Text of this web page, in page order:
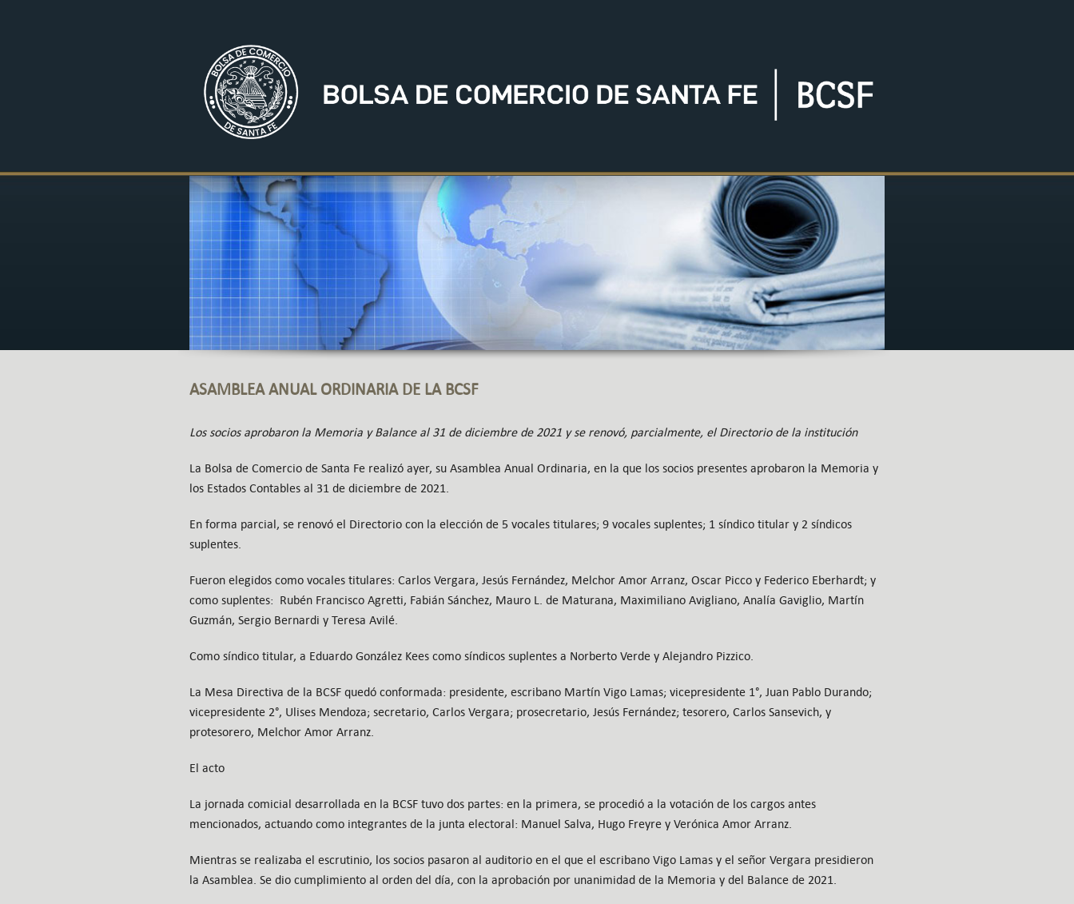
ASAMBLEA ANUAL ORDINARIA DE LA BCSF
Los socios aprobaron la Memoria y Balance al 31 de diciembre de 2021 y se renovó, parcialmente, el Directorio de la institución
La Bolsa de Comercio de Santa Fe realizó ayer, su Asamblea Anual Ordinaria, en la que los socios presentes aprobaron la Memoria y
los Estados Contables al 31 de diciembre de 2021.
En forma parcial, se renovó el Directorio con la elección de 5 vocales titulares; 9 vocales suplentes; 1 síndico titular y 2 síndicos
suplentes.
Fueron elegidos como vocales titulares: Carlos Vergara, Jesús Fernández, Melchor Amor Arranz, Oscar Picco y Federico Eberhardt; y
como suplentes: Rubén Francisco Agretti, Fabián Sánchez, Mauro L. de Maturana, Maximiliano Avigliano, Analía Gaviglio, Martín
Guzmán, Sergio Bernardi y Teresa Avilé.
Como síndico titular, a Eduardo González Kees como síndicos suplentes a Norberto Verde y Alejandro Pizzico.
La Mesa Directiva de la BCSF quedó conformada: presidente, escribano Martín Vigo Lamas; vicepresidente 1°, Juan Pablo Durando;
vicepresidente 2°, Ulises Mendoza; secretario, Carlos Vergara; prosecretario, Jesús Fernández; tesorero, Carlos Sansevich, y
protesorero, Melchor Amor Arranz.
El acto
La jornada comicial desarrollada en la BCSF tuvo dos partes: en la primera, se procedió a la votación de los cargos antes
mencionados, actuando como integrantes de la junta electoral: Manuel Salva, Hugo Freyre y Verónica Amor Arranz.
Mientras se realizaba el escrutinio, los socios pasaron al auditorio en el que el escribano Vigo Lamas y el señor Vergara presidieron
la Asamblea. Se dio cumplimiento al orden del día, con la aprobación por unanimidad de la Memoria y del Balance de 2021.